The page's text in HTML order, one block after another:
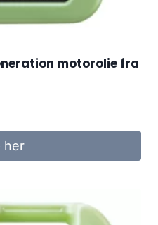
motorolie fra
her